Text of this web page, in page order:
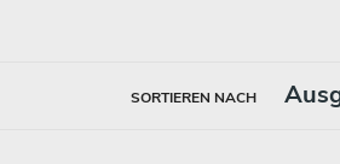
SORTIEREN NACH